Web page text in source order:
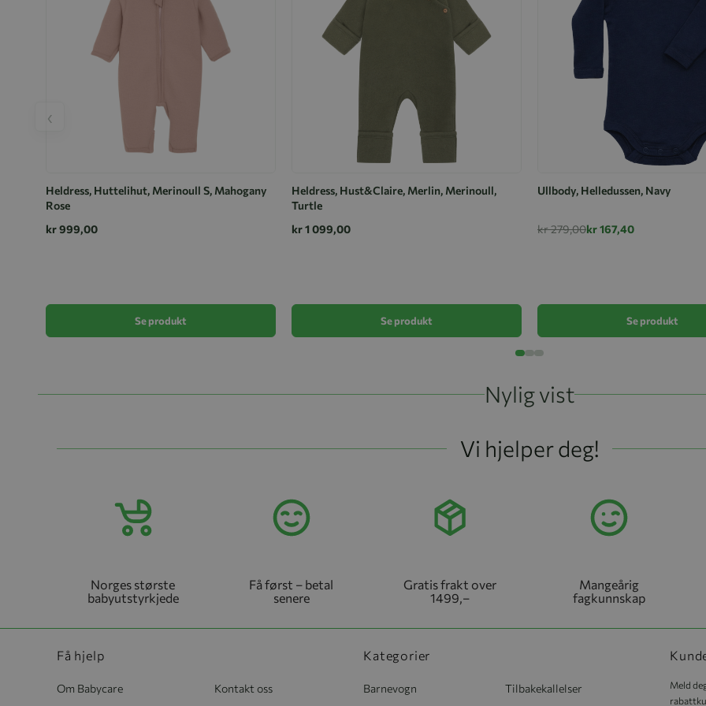
Heldress, Huttelihut, Merinoull S, Mahogany
Rose
kr 999,00
Se produkt
Heldress, Hust&Claire, Merlin, Merinoull,
Turtle
kr 1 099,00
Se produkt
Ullbody, Helledussen, Navy
kr 279,00kr 167,40
Se produkt
‹
Nylig vist
Vi hjelper deg!
Norges største
babyutstyrkjede
Få først – betal
senere
Gratis frakt over
1499,–
Mangeårig
fagkunnskap
Få hjelp
Om Babycare Kontakt oss
Kategorier
Barnevogn Tilbakekallelser
Meld